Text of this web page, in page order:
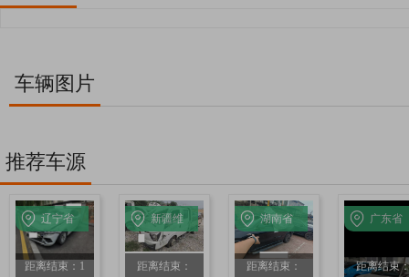
车辆图片
推荐车源
辽宁省
沈阳
距离结束：1
新疆维
吾尔自
治区和
距离结束：
湖南省
益阳
距离结束：
广东省
距离结束